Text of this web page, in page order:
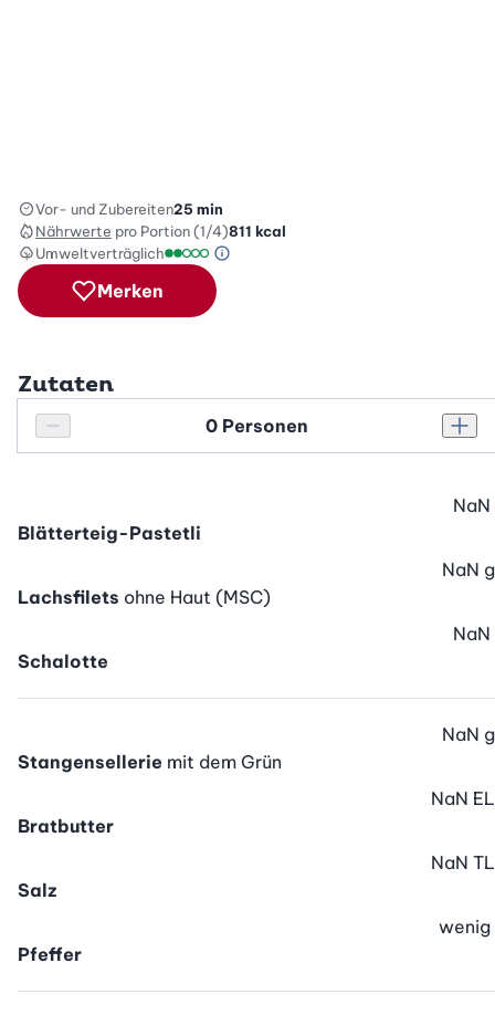
Vor- und Zubereiten25 min
Nährwerte pro Portion (1/4)811 kcal
Umweltverträglich
Umweltverträglichkeitsskala: 2 von 5
Green Betty Skala Info
Merken
Zutaten
Personenanzahl verringern
Personenanzahl
Blätterteig-Pastetli
NaN
Lachsfilets ohne Haut (MSC)
NaN g
Schalotte
NaN
Stangensellerie mit dem Grün
NaN g
Bratbutter
NaN EL
Salz
NaN TL
Pfeffer
wenig